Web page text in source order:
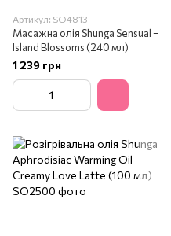
Артикул: SO4813
Масажна олія Shunga Sensual –
Island Blossoms (240 мл)
1 239 грн